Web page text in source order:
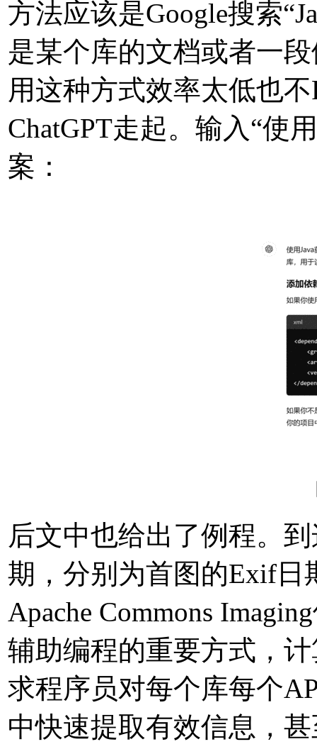
方法应该是Google搜索
是某个库的文档或者一
用这种方式效率太低也
ChatGPT走起。输入“使
案：
后文中也给出了例程。
期，分别为首图的Exif日
Apache Commons
辅助编程的重要方式，
求程序员对每个库每个
中快速提取有效信息，